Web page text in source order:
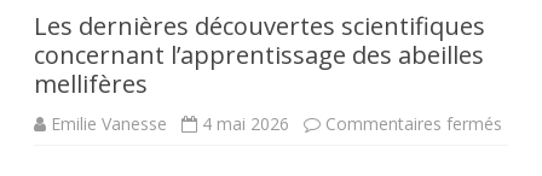
Les dernières découvertes scientifiques
concernant l’apprentissage des abeilles
mellifères
Emilie Vanesse 4 mai 2026 Commentaires fermés